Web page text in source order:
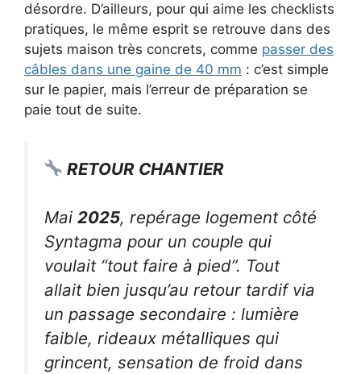
désordre. D’ailleurs, pour qui aime les checklists
pratiques, le même esprit se retrouve dans des
sujets maison très concrets, comme passer des
câbles dans une gaine de 40 mm : c’est simple
sur le papier, mais l’erreur de préparation se
paie tout de suite.
RETOUR CHANTIER
Mai 2025, repérage logement côté
Syntagma pour un couple qui
voulait “tout faire à pied”. Tout
allait bien jusqu’au retour tardif via
un passage secondaire : lumière
faible, rideaux métalliques qui
grincent, sensation de froid dans